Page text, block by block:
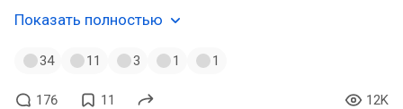
Показать полностью
34 11 3 1 1
176 11 12K